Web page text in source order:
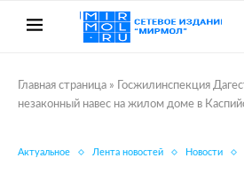
Главная страница »
Госжилинспекция
незаконный навес на жилом доме в
Актуальное Лента новостей Новости